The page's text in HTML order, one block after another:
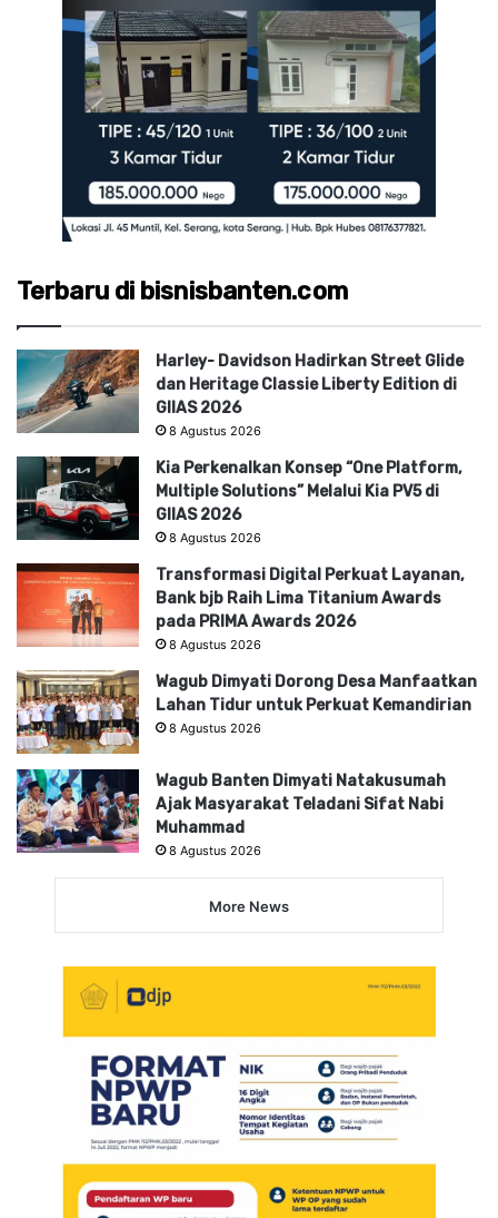
Terbaru di bisnisbanten.com
Harley- Davidson Hadirkan Street Glide
dan Heritage Classie Liberty Edition di
GIIAS 2026
8 Agustus 2026
Kia Perkenalkan Konsep “One Platform,
Multiple Solutions” Melalui Kia PV5 di
GIIAS 2026
8 Agustus 2026
Transformasi Digital Perkuat Layanan,
Bank bjb Raih Lima Titanium Awards
pada PRIMA Awards 2026
8 Agustus 2026
Wagub Dimyati Dorong Desa Manfaatkan
Lahan Tidur untuk Perkuat Kemandirian
8 Agustus 2026
Wagub Banten Dimyati Natakusumah
Ajak Masyarakat Teladani Sifat Nabi
Muhammad
8 Agustus 2026
More News